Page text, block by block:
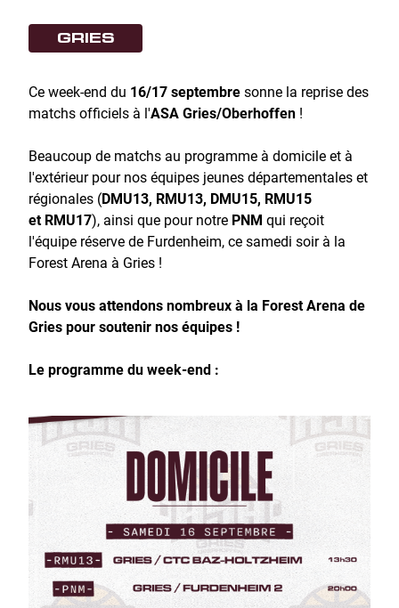
GRIES
Ce week-end du 16/17 septembresonne la reprise des
matchs officiels à l'ASA Gries/Oberhoffen !
Beaucoup de matchs au programme à domicile et à
l'extérieur pour nos équipes jeunes départementales et
régionales (DMU13, RMU13, DMU15, RMU15
et RMU17), ainsi que pour notre PNM qui reçoit
l'équipe réserve de Furdenheim, ce samedi soir à la
Forest Arena à Gries !
Nous vous attendons nombreux à la Forest Arena de
Gries pour soutenir nos équipes !
Le programme du week-end :